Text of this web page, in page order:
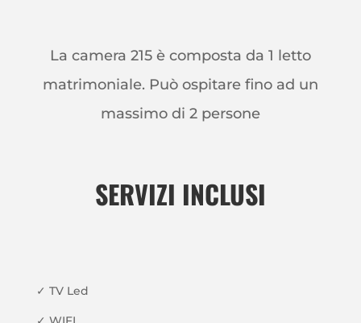
La camera 215 è composta da 1 letto
matrimoniale. Può ospitare fino ad un
massimo di 2 persone
SERVIZI INCLUSI
✓ TV Led